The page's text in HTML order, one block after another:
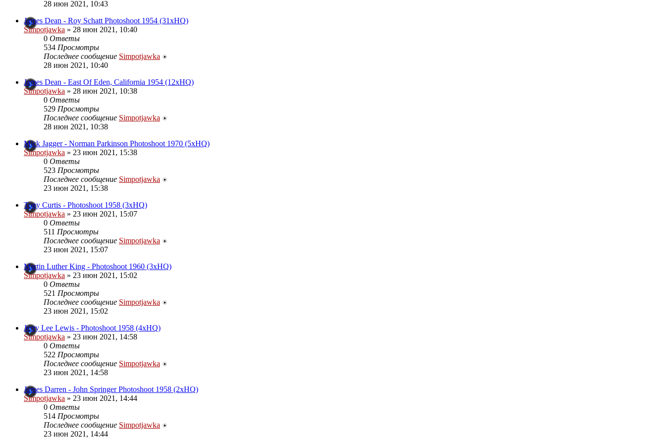
28 июн 2021, 10:43
James Dean - Roy Schatt Photoshoot 1954 (31xHQ)
Simpotjawka » 28 июн 2021, 10:40
0 Ответы
534 Просмотры
Последнее сообщение Simpotjawka
28 июн 2021, 10:40
James Dean - East Of Eden, California 1954 (12xHQ)
Simpotjawka » 28 июн 2021, 10:38
0 Ответы
529 Просмотры
Последнее сообщение Simpotjawka
28 июн 2021, 10:38
Mick Jagger - Norman Parkinson Photoshoot 1970 (5xHQ)
Simpotjawka » 23 июн 2021, 15:38
0 Ответы
523 Просмотры
Последнее сообщение Simpotjawka
23 июн 2021, 15:38
Tony Curtis - Photoshoot 1958 (3xHQ)
Simpotjawka » 23 июн 2021, 15:07
0 Ответы
511 Просмотры
Последнее сообщение Simpotjawka
23 июн 2021, 15:07
Martin Luther King - Photoshoot 1960 (3xHQ)
Simpotjawka » 23 июн 2021, 15:02
0 Ответы
521 Просмотры
Последнее сообщение Simpotjawka
23 июн 2021, 15:02
Jerry Lee Lewis - Photoshoot 1958 (4xHQ)
Simpotjawka » 23 июн 2021, 14:58
0 Ответы
522 Просмотры
Последнее сообщение Simpotjawka
23 июн 2021, 14:58
James Darren - John Springer Photoshoot 1958 (2xHQ)
Simpotjawka » 23 июн 2021, 14:44
0 Ответы
514 Просмотры
Последнее сообщение Simpotjawka
23 июн 2021, 14:44